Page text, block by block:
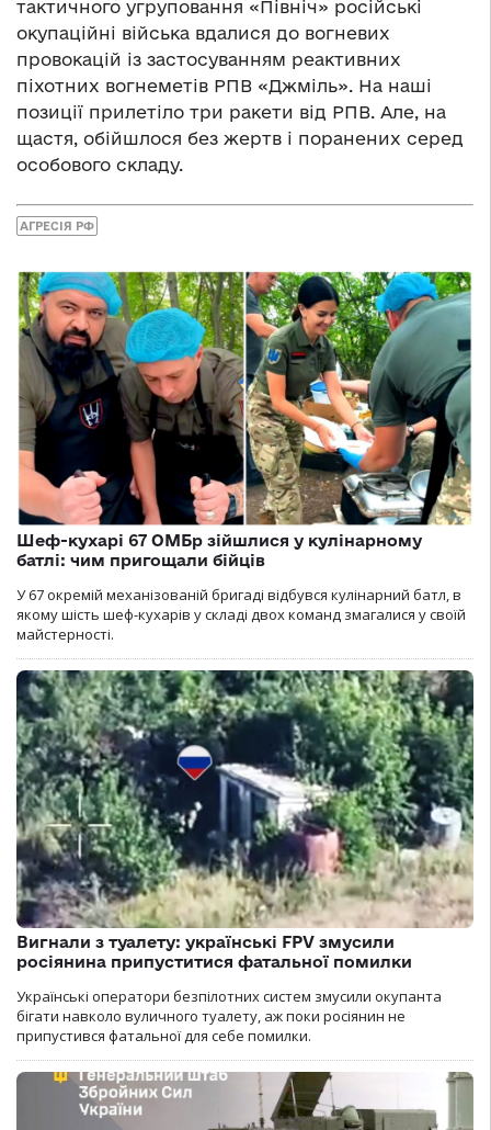
тактичного угруповання «Північ» російські
окупаційні війська вдалися до вогневих
провокацій із застосуванням реактивних
піхотних вогнеметів РПВ «Джміль». На наші
позиції прилетіло три ракети від РПВ. Але, на
щастя, обійшлося без жертв і поранених серед
особового складу.
АГРЕСІЯ РФ
Шеф-кухарі 67 ОМБр зійшлися у кулінарному
батлі: чим пригощали бійців
У 67 окремій механізованій бригаді відбувся кулінарний батл, в
якому шість шеф-кухарів у складі двох команд змагалися у своїй
майстерності.
Вигнали з туалету: українські FPV змусили
росіянина припуститися фатальної помилки
Українські оператори безпілотних систем змусили окупанта
бігати навколо вуличного туалету, аж поки росіянин не
припустився фатальної для себе помилки.